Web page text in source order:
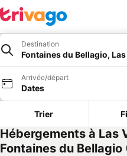
Destination
Fontaines du Bellagio,
Arrivée/départ
Dates
Trier
Hébergements à Las
Fontaines du